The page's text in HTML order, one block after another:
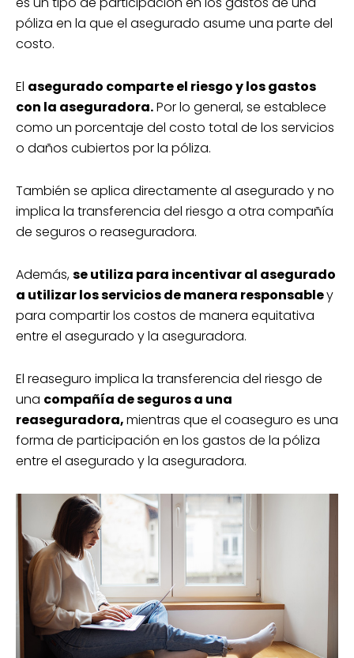
póliza en la que el asegurado asume una parte del
costo.
El asegurado comparte el riesgo y los gastos
con la aseguradora.Por lo general, se establece
como un porcentaje del costo total de los servicios
o daños cubiertos por la póliza.
También se aplica directamente al asegurado y no
implica la transferencia del riesgo a otra compañía
de seguros o reaseguradora.
Además,se utiliza para incentivar al asegurado
a utilizar los servicios de manera responsabley
para compartir los costos de manera equitativa
entre el asegurado y la aseguradora.
El reaseguro implica la transferencia del riesgo de
una compañía de seguros a una
reaseguradora,mientras que el coaseguro es una
forma de participación en los gastos de la póliza
entre el asegurado y la aseguradora.